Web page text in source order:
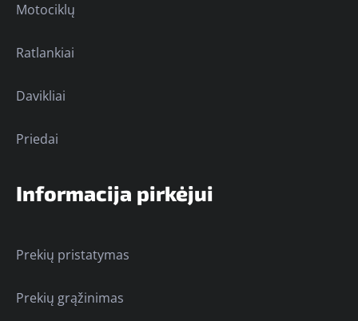
Motociklų
Ratlankiai
Davikliai
Priedai
Informacija pirkėjui
Prekių pristatymas
Prekių grąžinimas